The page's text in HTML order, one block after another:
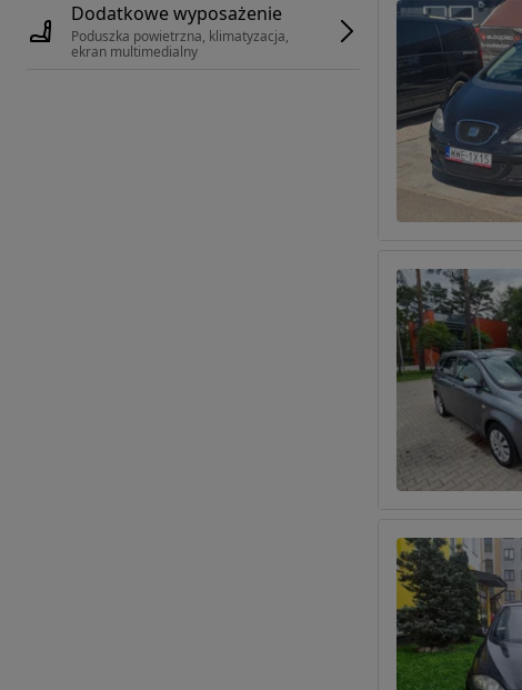
Dodatkowe wyposażenie
Poduszka powietrzna, klimatyzacja,
ekran multimedialny